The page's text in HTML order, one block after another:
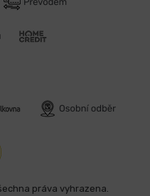
práva vyhrazena.